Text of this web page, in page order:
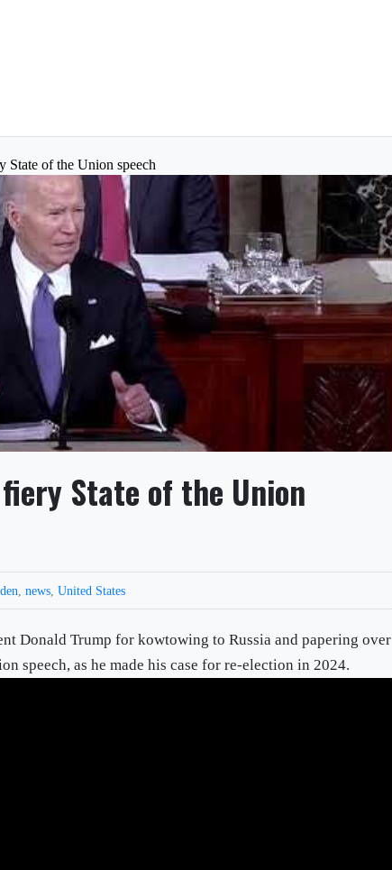
State of the Union speech
State of the Union
,news ,United States
Donald Trump for kowtowing to Russia and papering over
speech, as he made his case for re-election in 2024.